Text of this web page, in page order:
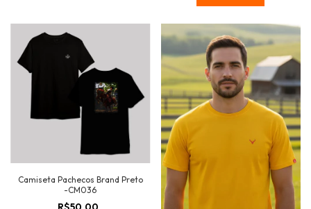
Camiseta Pachecos Brand Preto
-CM036